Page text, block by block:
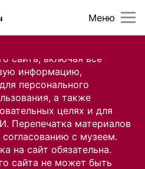
сайта, включая все
информацию,
персонального
а также
целях и для
Перепечатка материалов
с музеем.
на сайт обязательна.
сайта не может быть
Меню